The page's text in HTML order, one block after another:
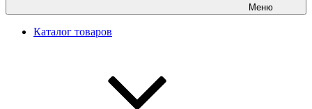
Меню
Каталог товаров